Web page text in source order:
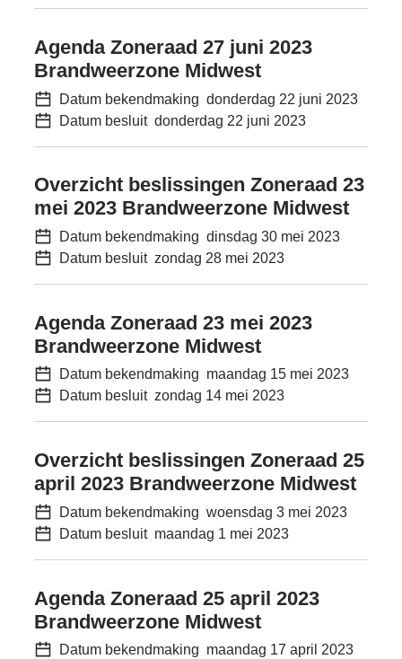
Agenda Zoneraad 27 juni 2023
Brandweerzone Midwest
Datum bekendmaking donderdag 22 juni 2023
Datum besluit donderdag 22 juni 2023
Overzicht beslissingen Zoneraad 23
mei 2023 Brandweerzone Midwest
Datum bekendmaking dinsdag 30 mei 2023
Datum besluit zondag 28 mei 2023
Agenda Zoneraad 23 mei 2023
Brandweerzone Midwest
Datum bekendmaking maandag 15 mei 2023
Datum besluit zondag 14 mei 2023
Overzicht beslissingen Zoneraad 25
april 2023 Brandweerzone Midwest
Datum bekendmaking woensdag 3 mei 2023
Datum besluit maandag 1 mei 2023
Agenda Zoneraad 25 april 2023
Brandweerzone Midwest
Datum bekendmaking maandag 17 april 2023